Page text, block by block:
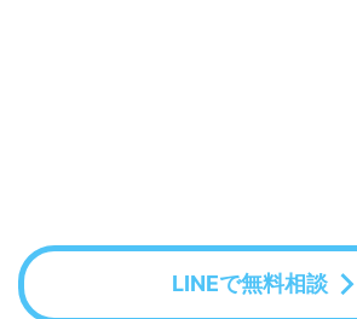
LINEで無料相談